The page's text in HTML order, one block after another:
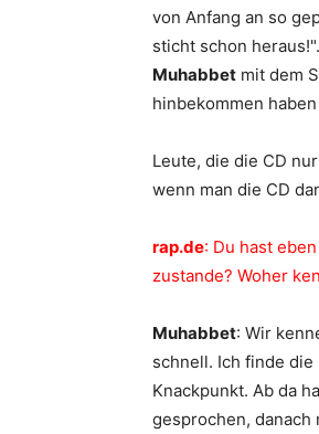
von Anfang an so
sticht schon
Muhabbet mit dem
hinbekommen
Leute, die die CD
wenn man die CD
rap.de: Du hast
zustande? Woher
Muhabbet: Wir
schnell. Ich finde die
Knackpunkt. Ab da
gesprochen, danach